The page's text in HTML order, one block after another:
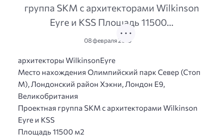
группа SKM с архитекторами Wilkinson
Eyre и KSS Площадь 11500…
08 февраля 2019
архитекторы WilkinsonEyre
Место нахождения Олимпийский парк Север (Стоп
М), Лондонский район Хэкни, Лондон E9,
Великобритания
Проектная группа SKM с архитекторами Wilkinson
Eyre и KSS
Площадь 11500 м2